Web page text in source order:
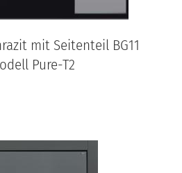
mit Seitenteil BG11
Pure-T2